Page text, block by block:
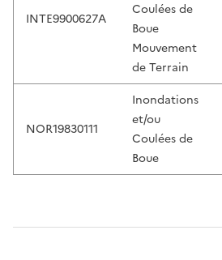
INTE9900627A
Coulées de
Boue
Mouvement
de Terrain
NOR19830111
Inondations
et/ou
Coulées de
Boue